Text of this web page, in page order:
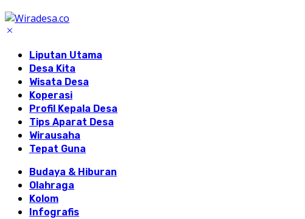
Liputan Utama
Desa Kita
Wisata Desa
Koperasi
Profil Kepala Desa
Tips Aparat Desa
Wirausaha
Tepat Guna
Budaya & Hiburan
Olahraga
Kolom
Infografis